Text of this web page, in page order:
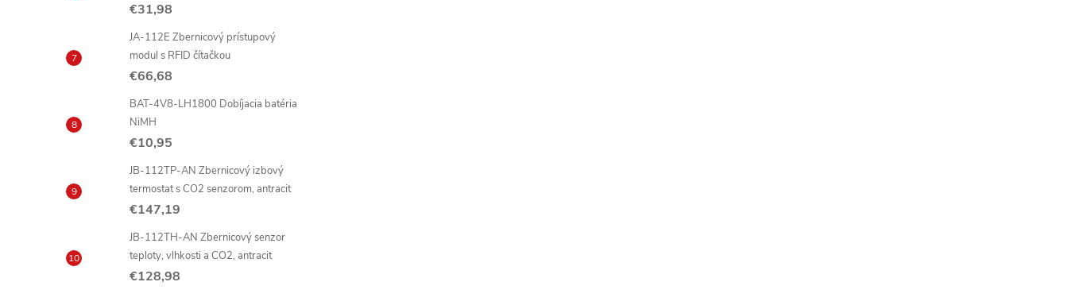
€31,98
JA-112E Zbernicový prístupový
modul s RFID čítačkou
€66,68
BAT-4V8-LH1800 Dobíjacia batéria
NiMH
€10,95
JB-112TP-AN Zbernicový izbový
termostat s CO2 senzorom, antracit
€147,19
JB-112TH-AN Zbernicový senzor
teploty, vlhkosti a CO2, antracit
€128,98